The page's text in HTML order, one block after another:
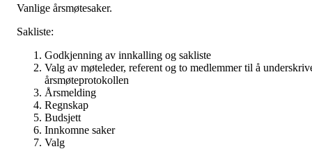
Vanlige årsmøtesaker.
Sakliste:
Godkjenning av innkalling og sakliste
Valg av møteleder, referent og to medlemmer til å
årsmøteprotokollen
Årsmelding
Regnskap
Budsjett
Innkomne saker
Valg